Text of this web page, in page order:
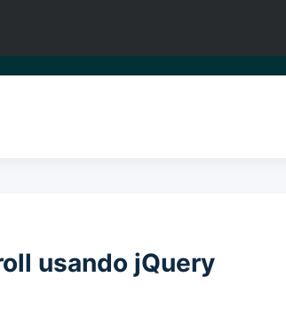
usando jQuery